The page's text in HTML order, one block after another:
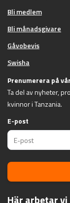
Bli medlem
Bli månadsgivare
Gåvobevis
Swisha
Prenumerera på
Ta del av nyheter,
kvinnor i Tanzania.
E-post
Här arbetar vi